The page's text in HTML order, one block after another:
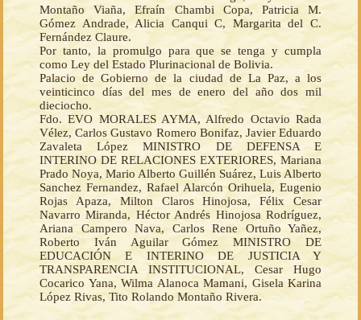
Montaño Viaña, Efraín Chambi Copa, Patricia M.
Gómez Andrade, Alicia Canqui C, Margarita del C.
Fernández Claure.
Por tanto, la promulgo para que se tenga y cumpla
como Ley del Estado Plurinacional de Bolivia.
Palacio de Gobierno de la ciudad de La Paz, a los
veinticinco días del mes de enero del año dos mil
dieciocho.
Fdo. EVO MORALES AYMA, Alfredo Octavio Rada
Vélez, Carlos Gustavo Romero Bonifaz, Javier Eduardo
Zavaleta López MINISTRO DE DEFENSA E
INTERINO DE RELACIONES EXTERIORES, Mariana
Prado Noya, Mario Alberto Guillén Suárez, Luis Alberto
Sanchez Fernandez, Rafael Alarcón Orihuela, Eugenio
Rojas Apaza, Milton Claros Hinojosa, Félix Cesar
Navarro Miranda, Héctor Andrés Hinojosa Rodríguez,
Ariana Campero Nava, Carlos Rene Ortuño Yañez,
Roberto Iván Aguilar Gómez MINISTRO DE
EDUCACIÓN E INTERINO DE JUSTICIA Y
TRANSPARENCIA INSTITUCIONAL, Cesar Hugo
Cocarico Yana, Wilma Alanoca Mamani, Gisela Karina
López Rivas, Tito Rolando Montaño Rivera.